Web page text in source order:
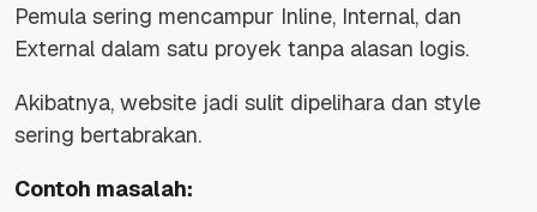
Pemula sering mencampur Inline, Internal, dan
External dalam satu proyek tanpa alasan logis.
Akibatnya, website jadi sulit dipelihara dan style
sering bertabrakan.
Contoh masalah: